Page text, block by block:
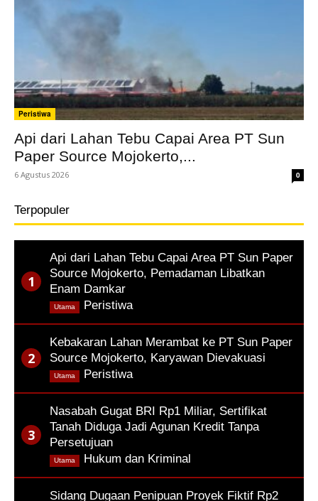
Peristiwa
Api dari Lahan Tebu Capai Area PT Sun
Paper Source Mojokerto,...
6 Agustus 2026 0
Terpopuler
Api dari Lahan Tebu Capai Area PT Sun Paper
Source Mojokerto, Pemadaman Libatkan
Enam Damkar
Peristiwa
Utama
Kebakaran Lahan Merambat ke PT Sun Paper
Source Mojokerto, Karyawan Dievakuasi
Peristiwa
Utama
Nasabah Gugat BRI Rp1 Miliar, Sertifikat
Tanah Diduga Jadi Agunan Kredit Tanpa
Persetujuan
Hukum dan Kriminal
Utama
Sidang Dugaan Penipuan Proyek Fiktif Rp2